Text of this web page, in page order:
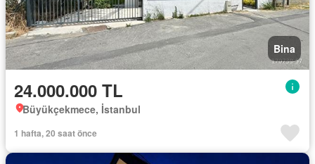
Bina
24.000.000 TL
Büyükçekmece, İstanbul
1 hafta, 20 saat önce